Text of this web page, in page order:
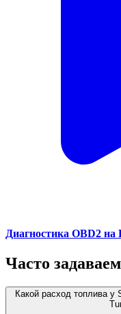
Диагностика OBD2
Часто
Какой расход топлива у